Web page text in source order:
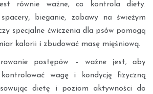
równie ważne, co kontrola diety.
bieganie, zabawy na świeżym
specjalne ćwiczenia dla psów pomogą
kalorii i zbudować masę mięśniową.
postępów – ważne jest, aby
wagę i kondycję fizyczną
dietę i poziom aktywności do